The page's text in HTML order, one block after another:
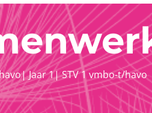
|Jaar 1|STV 1 vmbo-t/havo